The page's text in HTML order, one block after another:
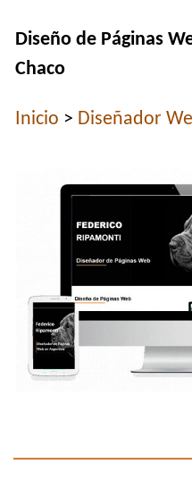
Diseño de Páginas
Chaco
Inicio > Diseñador